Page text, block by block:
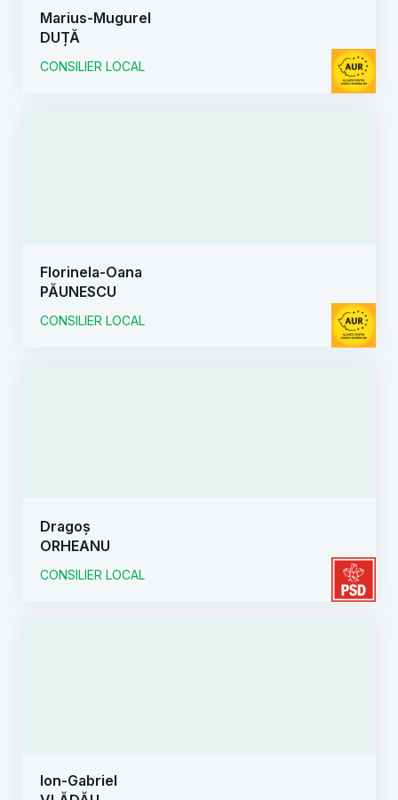
Marius-Mugurel
DUȚĂ
CONSILIER LOCAL
Florinela-Oana
PĂUNESCU
CONSILIER LOCAL
Dragoș
ORHEANU
CONSILIER LOCAL
Ion-Gabriel